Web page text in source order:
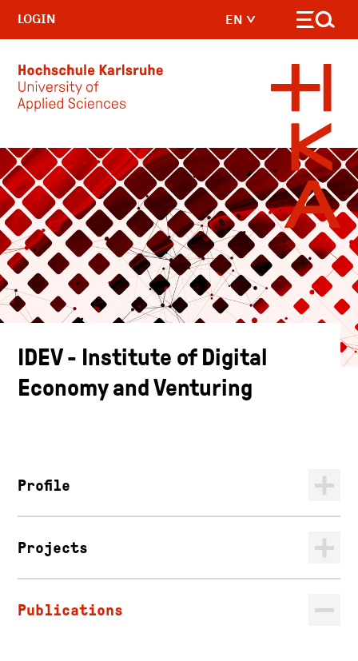
Skip to main content
EN
LOGIN
IDEV - Institute of Digital
Economy and Venturing
Profile
Projects
Publications